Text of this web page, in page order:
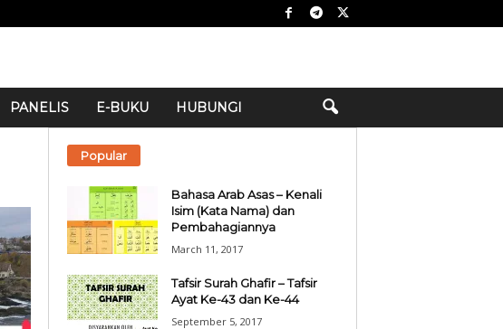
PANELIS E-BUKU HUBUNGI
Popular
Bahasa Arab Asas – Kenali
Isim (Kata Nama) dan
Pembahagiannya
March 11, 2017
Tafsir Surah Ghafir – Tafsir
Ayat Ke-43 dan Ke-44
September 5, 2017